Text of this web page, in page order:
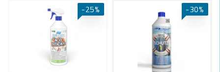
-25% -30%